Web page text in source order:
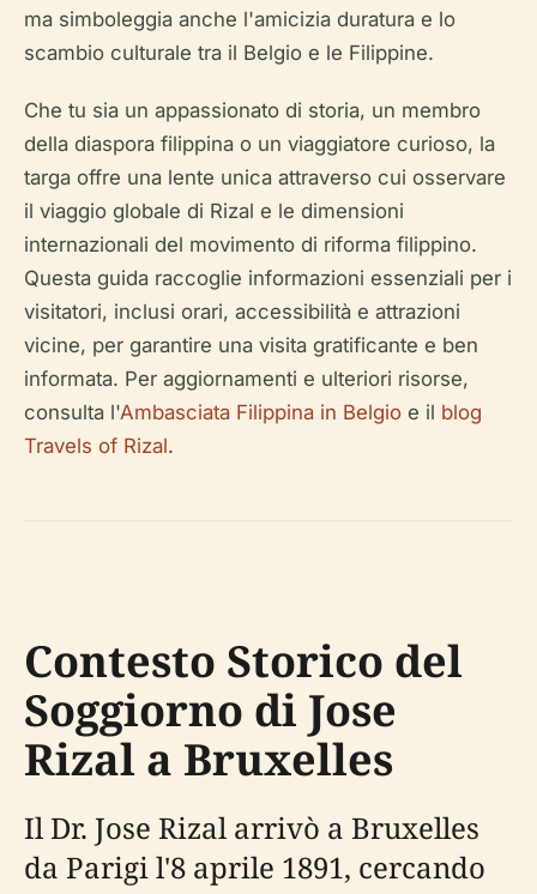
ma simboleggia anche l'amicizia duratura e lo
scambio culturale tra il Belgio e le Filippine.
Che tu sia un appassionato di storia, un membro
della diaspora filippina o un viaggiatore curioso, la
targa offre una lente unica attraverso cui osservare
il viaggio globale di Rizal e le dimensioni
internazionali del movimento di riforma filippino.
Questa guida raccoglie informazioni essenziali per i
visitatori, inclusi orari, accessibilità e attrazioni
vicine, per garantire una visita gratificante e ben
informata. Per aggiornamenti e ulteriori risorse,
consulta l'Ambasciata Filippina in Belgio e il blog
Travels of Rizal.
Contesto Storico del
Soggiorno di Jose
Rizal a Bruxelles
Il Dr. Jose Rizal arrivò a Bruxelles
da Parigi l'8 aprile 1891, cercando